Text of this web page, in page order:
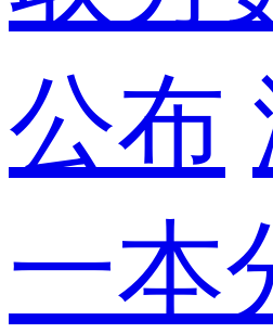
公布
一本